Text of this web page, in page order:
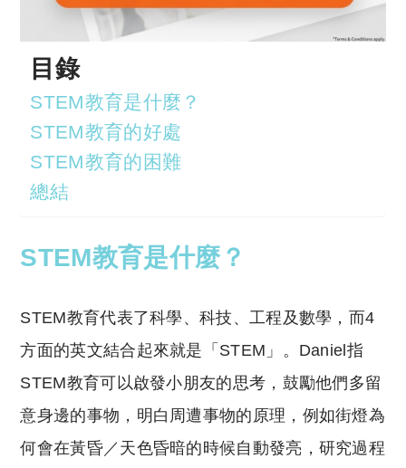
目錄
STEM教育是什麼？
STEM教育的好處
STEM教育的困難
總結
STEM教育是什麼？
STEM教育代表了科學、科技、工程及數學，而4
方面的英文結合起來就是「STEM」。Daniel指
STEM教育可以啟發小朋友的思考，鼓勵他們多留
意身邊的事物，明白周遭事物的原理，例如街燈為
何會在黃昏／天色昏暗的時候自動發亮，研究過程